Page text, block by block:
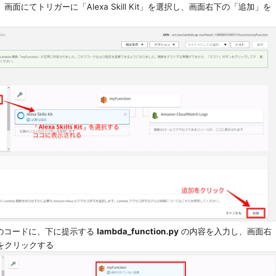
画面にてトリガーに「Alexa Skill Kit」を選択し、画面右下の「追加」を
ードに、下に提示する lambda_function.pyの内容を入力し、画面右
クリックする